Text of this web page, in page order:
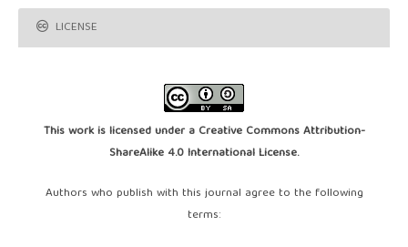
LICENSE
This work is licensed under a Creative Commons Attribution-
ShareAlike 4.0 International License.
Authors who publish with this journal agree to the following
terms: